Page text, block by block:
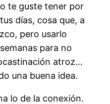
te guste tener por
días, cosa que, a
pero usarlo
para no
atroz…
una buena idea.
lo de la conexión.